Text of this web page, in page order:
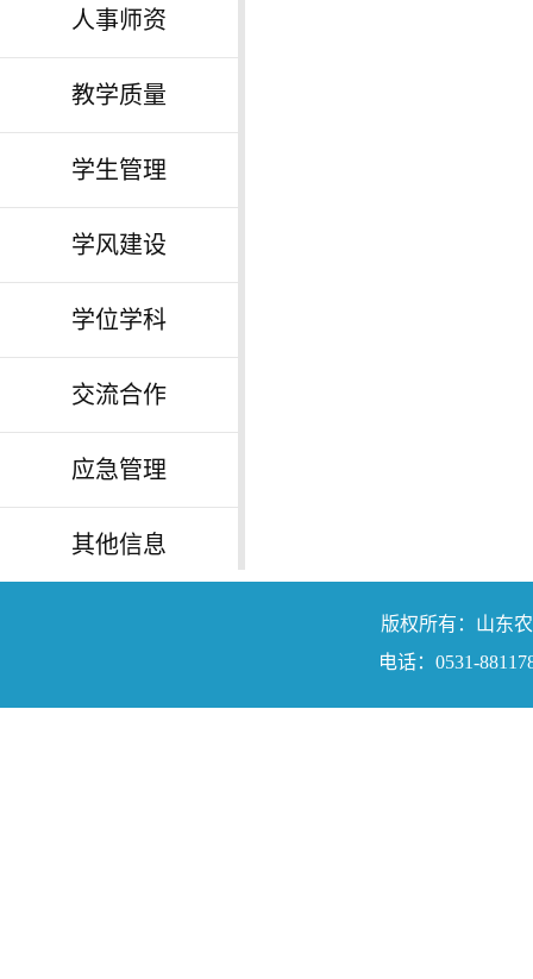
人事师资
教学质量
学生管理
学风建设
学位学科
交流合作
应急管理
其他信息
版权所有：山东
电话：0531-